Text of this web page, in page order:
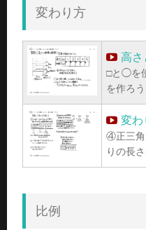
変わり方
高さ
□と◯を
を作ろ
変わ
④正三角
りの長
比例